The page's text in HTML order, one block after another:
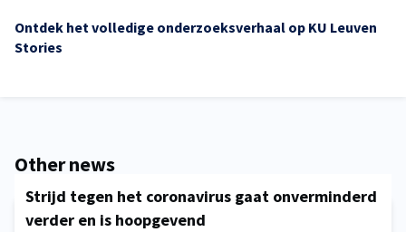
Ontdek het volledige onderzoeksverhaal op KU Leuven
Stories
Other news
Strijd tegen het coronavirus gaat onverminderd
verder en is hoopgevend